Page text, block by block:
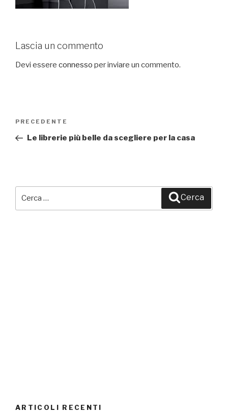
Lascia un commento
Devi essere connesso per inviare un commento.
Navigazione
Articolo
precedente:
PRECEDENTE
Le librerie più belle da scegliere per la casa
Cerca
ARTICOLI RECENTI